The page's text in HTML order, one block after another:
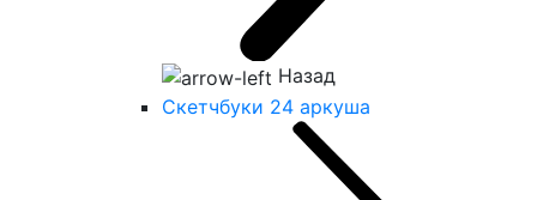
Назад
Скетчбуки 24 аркуша